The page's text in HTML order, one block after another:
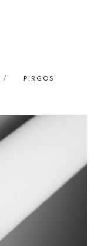
PIRGOS